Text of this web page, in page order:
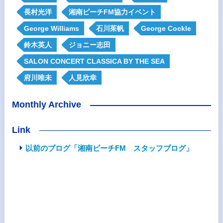
長村光洋 湘南ビーチFM協力イベント
George Williams 石川茱帆 George Cockle
鈴木英人 ジョニー志田
SALON CONCERT CLASSICA BY THE SEA
府川唯未 人見欣幸
Monthly Archive
Link
以前のブログ「湘南ビーチFM スタッフブログ」